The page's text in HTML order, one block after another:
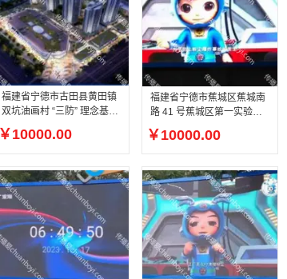
福建省宁德市古田县黄田镇
双坑油画村 “三防” 理念基地
（三防体验馆）库区移民休
闲广场户外全彩 LED
￥10000.00
福建省宁德市蕉城区蕉城南
路 41 号蕉城区第一实验小
学（西校区）校园中心休闲
广场户外全彩 LED 屏
￥10000.00